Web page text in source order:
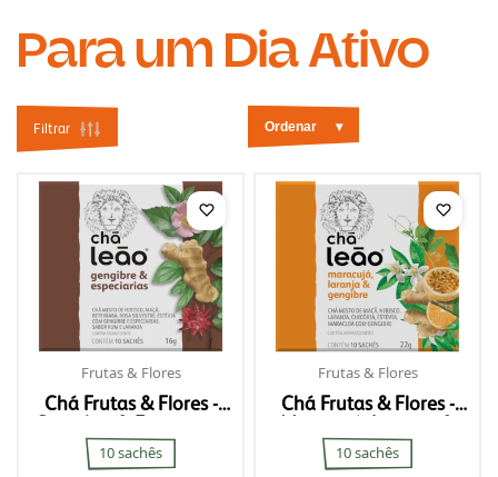
Para um Dia Ativo
Filtrar Ordenar ▾
Frutas & Flores
Chá Frutas & Flores -
Gengibre & Especiarias
10 sachês
Frutas & Flores
Chá Frutas & Flores -
Maracujá, Laranja &
Gengibre
10 sachês